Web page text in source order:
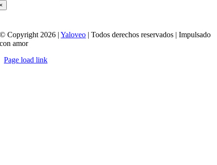
© Copyright 2026 |Yaloveo | Todos derechos reservados | Impulsado
con amor
Page load link